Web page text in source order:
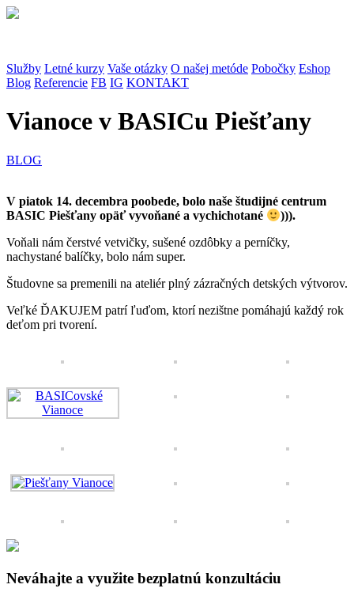
Služby Letné kurzy Vaše otázky O našej metóde Pobočky Eshop
Blog Referencie FB IG KONTAKT
Vianoce v BASICu Piešťany
BLOG
V piatok 14. decembra poobede, bolo naše študijné centrum
BASIC Piešťany opäť vyvoňané a vychichotané
))).
Voňali nám čerstvé vetvičky, sušené ozdôbky a perníčky,
nachystané balíčky, bolo nám super.
Študovne sa premenili na ateliér plný zázračných detských výtvorov.
Veľké ĎAKUJEM patrí ľuďom, ktorí nezištne pomáhajú každý rok
deťom pri tvorení.
Neváhajte a využite bezplatnú konzultáciu